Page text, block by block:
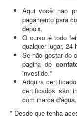
Aqui você não
pagamento para
depois.
O curso é todo
qualquer lugar, 24
Se não gostar do
pagina de
investido.*
Adquira
certificados são
com marca
* Desde que tenha